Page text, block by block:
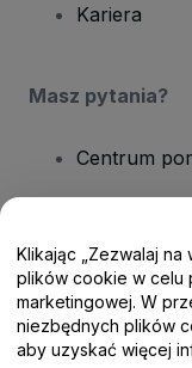
Kariera
Masz pytania?
Centrum
Prawa autorskie ©
Korzystanie z tej
Regulaminui Polityki
cookieiPolityki
Klikając „Zezwalaj
plików cookie w celu
marketingowej. W
niezbędnych plików
aby uzyskać więcej